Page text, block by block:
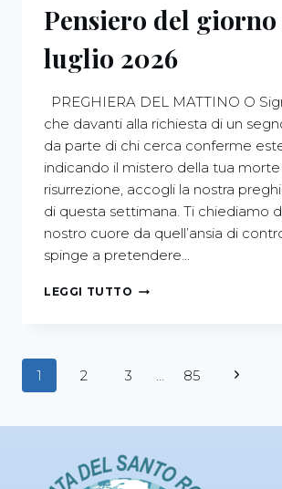
Pensiero del giorno
luglio 2026
PREGHIERA DEL MATTINO O
che davanti alla richiesta di un
da parte di chi cerca conferme
indicando il mistero della tua
risurrezione, accogli la nostra
di questa settimana. Ti chiediamo
nostro cuore da quell’ansia di
spinge a pretendere…
LEGGI TUTTO
1 2 3 85